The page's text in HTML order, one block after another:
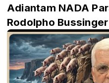
Adiantam NADA
Rodolpho